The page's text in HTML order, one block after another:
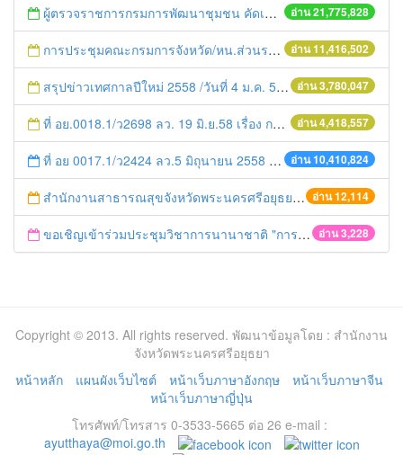
อ่าน 21,775,828
ผู้ตรวจราชการกรมการพัฒนาชุมชน คัดเลือกข้าราชการและลูกจ้างดีเด่น และหน่วยงานพัฒนาชุมชนใสสะอาด ประจำปี ๒๕๕๔
อ่าน 11,416,502
การประชุมคณะกรมการจังหวัด/หน.ส่วนราชการประจำเดือน มิถุนายน 2558
อ่าน 3,780,047
สรุปข่าวเทศกาลปีใหม่ 2558 /วันที่ 4 ม.ค. 58
อ่าน 4,418,557
ที่ อย.0018.1/ว2698 ลว. 19 มิ.ย.58 เรื่อง การแก้ไขปัญหาหนี้สินให้แก่เกษตรกร
อ่าน 10,410,824
ที่ อย 0017.1/ว2424 ลว.5 มิถุนายน 2558 เรื่อง แจ้งกำหนดตรวจประเมินและให้คะแนนหน่วยงานที่สมัครเข้าร่วมโครงการพัฒนาหน่วยงานต้นแบบในการจัดตั้งศูนย์ข้อมูลข่าวสารของราชการฯ ประจำปีงบประมาณ พ.ศ. 2558
อ่าน 12,114
สำนักงานสาธารณสุขจังหวัดพระนครศรีอยุธยา : การประชุมผู้ประกอบการร้านขายยา
อ่าน 3,228
ขอเชิญเข้าร่วมประชุมวิชาการนานาชาติ "การยกระดับคุณภาพชีิวิตและภูมิปัญญาท้องถิ่นอาเซียน" ครั้งที่ 1
Copyright © 2013. All rights reserved. พัฒนาข้อมูลโดย : สำนักงาน
จังหวัดพระนครศรีอยุธยา
หน้าหลัก
แผนผังเว็บไซต์ หน้าเว็บภาษาอังกฤษ
หน้าเว็บภาษาจีน
หน้าเว็บภาษาญี่ปุ่น
โทรศัพท์/โทรสาร 0-3533-5665 ต่อ 26 e-mail :
ayutthaya@moi.go.th